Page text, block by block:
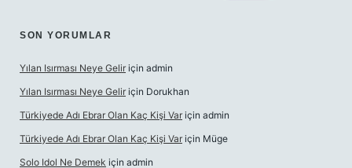
SON YORUMLAR
Yılan Isırması Neye Gelir için admin
Yılan Isırması Neye Gelir için Dorukhan
Türkiyede Adı Ebrar Olan Kaç Kişi Var için admin
Türkiyede Adı Ebrar Olan Kaç Kişi Var için Müge
Solo Idol Ne Demek için admin